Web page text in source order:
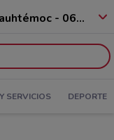
Cuauhtémoc - 06880
SERVICIOS DEPORTE